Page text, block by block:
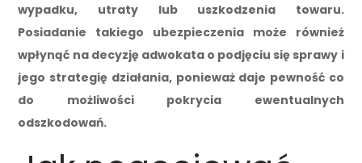
wypadku, utraty lub uszkodzenia towaru.
Posiadanie takiego ubezpieczenia może również
wpłynąć na decyzję adwokata o podjęciu się sprawy i
jego strategię działania, ponieważ daje pewność co
do możliwości pokrycia ewentualnych
odszkodowań.